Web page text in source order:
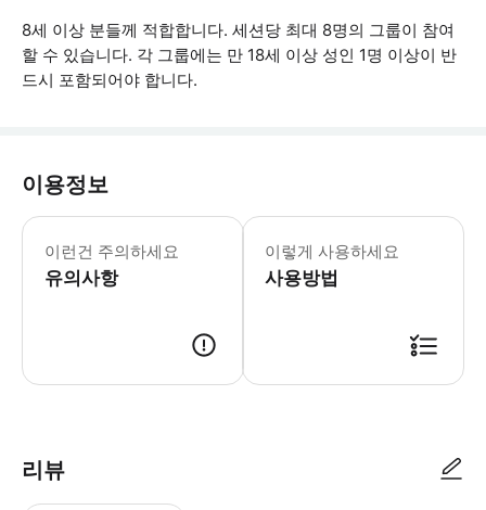
8세 이상 분들께 적합합니다. 세션당 최대 8명의 그룹이 참여
할 수 있습니다. 각 그룹에는 만 18세 이상 성인 1명 이상이 반
드시 포함되어야 합니다.
이용정보
이런건 주의하세요
유의사항
스튜디오는 계단 아래쪽에 있습니다.
이렇게 사용하세요
사용방법
리뷰